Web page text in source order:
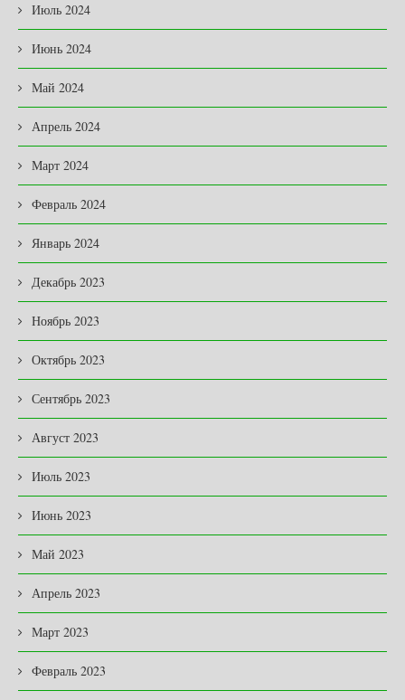
Июль 2024
Июнь 2024
Май 2024
Апрель 2024
Март 2024
Февраль 2024
Январь 2024
Декабрь 2023
Ноябрь 2023
Октябрь 2023
Сентябрь 2023
Август 2023
Июль 2023
Июнь 2023
Май 2023
Апрель 2023
Март 2023
Февраль 2023